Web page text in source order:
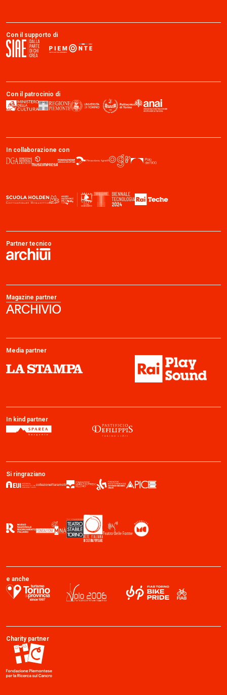
Con il supporto di
Con il patrocinio di
In collaborazione con
Partner tecnico
Magazine partner
Media partner
In kind partner
Si ringraziano
e anche
Charity partner